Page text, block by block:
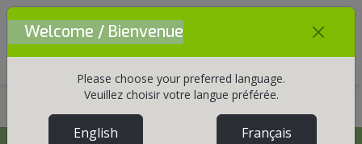
Mobile Menu Toggle
Nouvelles
Welcome / Bienvenue
Please choose your preferred language.
Veuillez choisir votre langue préférée.
English Français